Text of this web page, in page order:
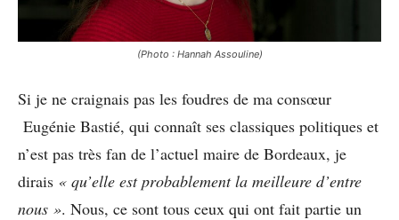
(Photo : Hannah Assouline)
Si je ne craignais pas les foudres de ma consœur
Eugénie Bastié, qui connaît ses classiques politiques et
n’est pas très fan de l’actuel maire de Bordeaux, je
dirais « qu’elle est probablement la meilleure d’entre
nous ». Nous, ce sont tous ceux qui ont fait partie un